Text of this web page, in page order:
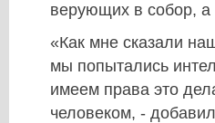
верующих в собор, а
«Как мне сказали
мы попытались
имеем права это
человеком, -